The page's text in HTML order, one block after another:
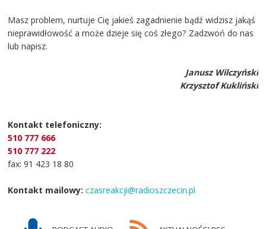
Masz problem, nurtuje Cię jakieś zagadnienie bądź widzisz jakąś
nieprawidłowość a może dzieje się coś złego? Zadzwoń do nas
lub napisz.
Janusz Wilczyński
Krzysztof Kukliński
Kontakt telefoniczny:
510 777 666
510 777 222
fax: 91 423 18 80
Kontakt mailowy: czasreakcji@radioszczecin.pl